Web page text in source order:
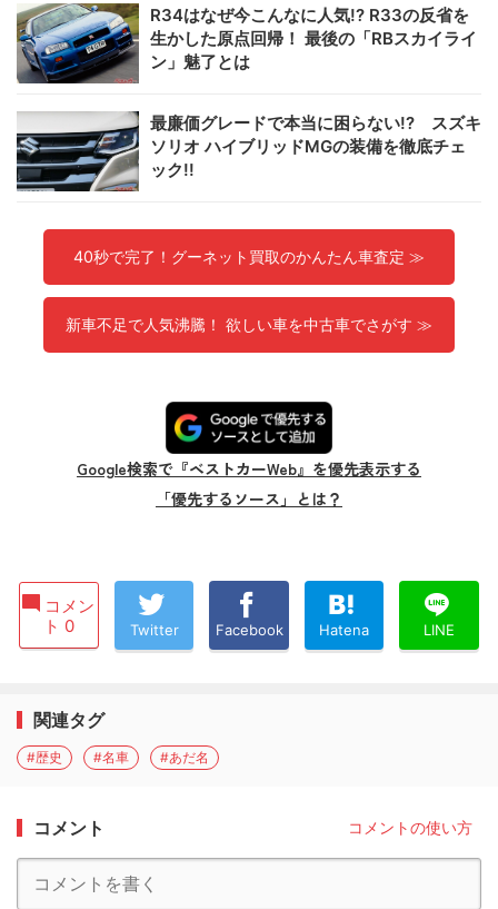
R34はなぜ今こんなに人気!? R33の反省を
生かした原点回帰！ 最後の「RBスカイライ
ン」魅了とは
最廉価グレードで本当に困らない!? スズキ
ソリオ ハイブリッドMGの装備を徹底チェ
ック!!
40秒で完了！グーネット買取のかんたん車査定 ≫
新車不足で人気沸騰！ 欲しい車を中古車でさがす ≫
Google検索で『ベストカーWeb』を優先表示する
「優先するソース」とは？
コメン
ト 0
Twitter Facebook Hatena LINE
関連タグ
#歴史 #名車 #あだ名
コメント コメントの使い方